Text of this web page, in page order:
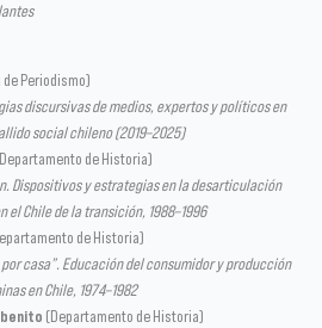
de Periodismo)
discursivas de medios, expertos y políticos en
social chileno (2019–2025)
de Historia)
Dispositivos y estrategias en la desarticulación
Chile de la transición, 1988–1996
de Historia)
casa”. Educación del consumidor y producción
en Chile, 1974–1982
(Departamento de Historia)